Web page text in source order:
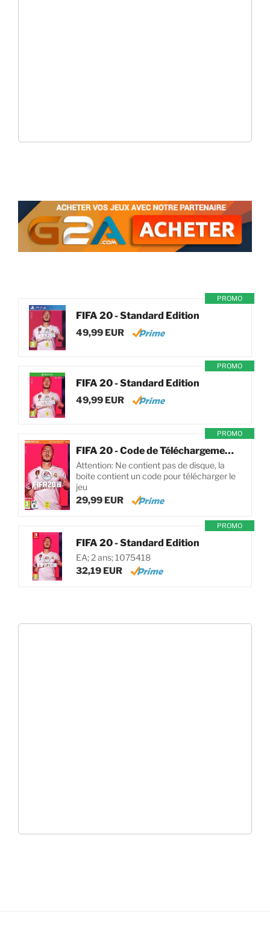
PROMO
FIFA 20 - Standard Edition
49,99 EUR
PROMO
FIFA 20 - Standard Edition
49,99 EUR
PROMO
FIFA 20 - Code de Téléchargement pour PC
Attention: Ne contient pas de disque, la
boite contient un code pour télécharger le
jeu
29,99 EUR
PROMO
FIFA 20 - Standard Edition
EA; 2 ans; 1075418
32,19 EUR